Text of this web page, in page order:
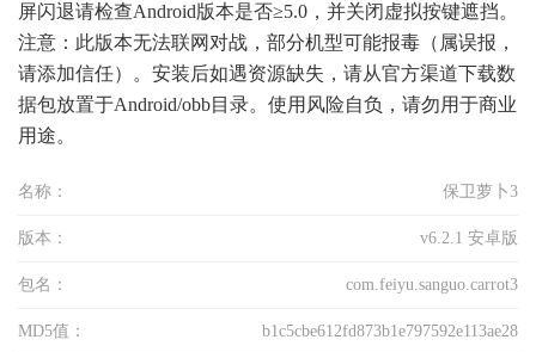
屏闪退请检查Android版本是否≥5.0，并关闭虚拟按键遮挡。
注意：此版本无法联网对战，部分机型可能报毒（属误报，
请添加信任）。安装后如遇资源缺失，请从官方渠道下载数
据包放置于Android/obb目录。使用风险自负，请勿用于商业
用途。
名称： 保卫萝卜3
版本： v6.2.1 安卓版
包名： com.feiyu.sanguo.carrot3
MD5值： b1c5cbe612fd873b1e797592e113ae28